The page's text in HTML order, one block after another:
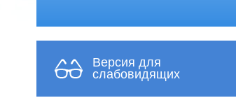
Версия для
слабовидящих